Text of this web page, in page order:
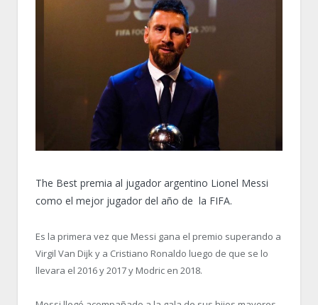
The Best premia al jugador argentino Lionel Messi
como el mejor jugador del año de la FIFA.
Es la primera vez que Messi gana el premio superando a
Virgil Van Dijk y a Cristiano Ronaldo luego de que se lo
llevara el 2016 y 2017 y Modric en 2018.